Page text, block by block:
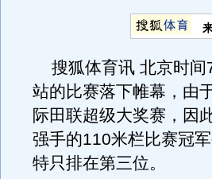
搜狐体育讯 北京时间
站的比赛落下帷幕，由
际田联超级大奖赛，因
强手的110米栏比赛冠
特只排在第三位。